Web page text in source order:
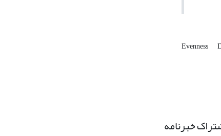
Evenness
خبرنامه